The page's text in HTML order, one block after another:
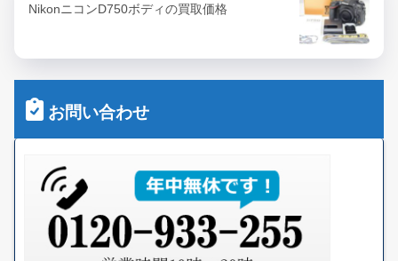
NikonニコンD750ボディの買取価格
お問い合わせ